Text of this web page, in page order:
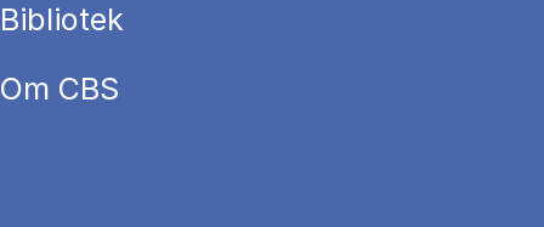
Bibliotek
Om CBS